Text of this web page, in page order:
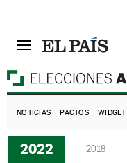
NOTICIAS PACTOS WIDGET
2022 2018